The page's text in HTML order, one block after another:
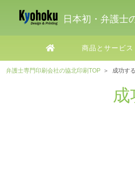
日本初・弁護士
商品とサービス
弁護士専門印刷会社の協北印刷TOP 成功す